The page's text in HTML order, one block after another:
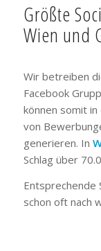
Größte
Wien und
Wir betreiben
Facebook
können somit
von
generieren. In
Schlag über
Entsprechende
schon oft nach